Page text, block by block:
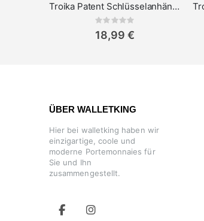
Troika Patent Schlüsselanhänger
Rating:
18,99 €
ÜBER WALLETKING
Hier bei walletking haben wir
einzigartige, coole und
moderne Portemonnaies für
Sie und Ihn
zusammengestellt.